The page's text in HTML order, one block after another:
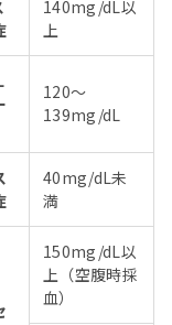
140mg/dL以
上
120～
139mg/dL
40mg/dL未
満
150mg/dL以
上（空腹時採
血）